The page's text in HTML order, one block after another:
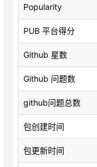
Popularity
PUB 平台得分
Github 星数
Github 问题数
github问题总数
包创建时间
包更新时间